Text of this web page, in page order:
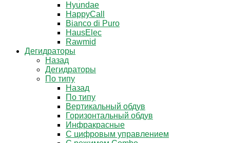
Hyundae
HappyCall
Bianco di Puro
HausElec
Rawmid
Дегидраторы
Назад
Дегидраторы
По типу
Назад
По типу
Вертикальный обдув
Горизонтальный обдув
Инфракрасные
С цифровым управлением